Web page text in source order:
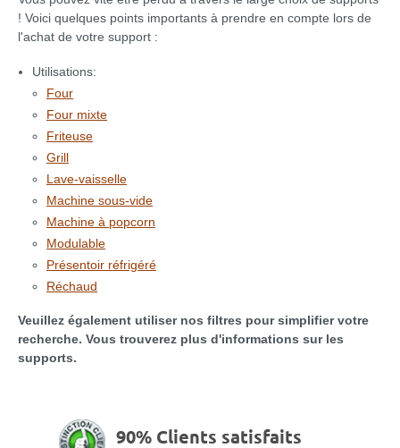
! Voici quelques points importants à prendre en compte lors de
l'achat de votre support :
Utilisations:
Four
Four mixte
Friteuse
Grill
Lave-vaisselle
Machine sous-vide
Machine à popcorn
Modulable
Présentoir réfrigéré
Réchaud
Veuillez également utiliser nos filtres pour simplifier votre
recherche. Vous trouverez plus d'informations sur les
supports.
90% Clients satisfaits